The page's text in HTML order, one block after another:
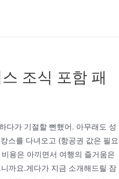
조식 포함 패
다가 기절할 뻔했어. 아무래도 성
스를 다녀오고 (항공권 값은 필요
용은 아끼면서 여행의 즐거움은
까요.게다가 지금 소개해드릴 잠